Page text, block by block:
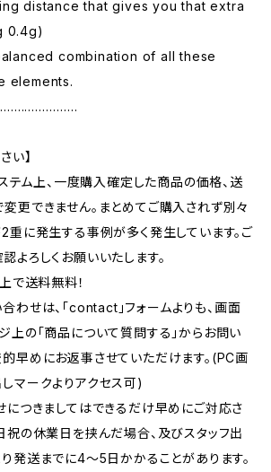
distance that gives you that extra
0.4g)
combination of all these
elements.
い】
ム上、一度購入確定した商品の価格、送
更できません。まとめてご購入されず別々
重に発生する事例が多く発生しています。ご
よろしくお願いいたします。
送料無料！
わせは、｢contact｣フォームよりも、画面
上の｢商品について質問する｣からお問い
早めにお返事させていただけます。(PC画
マークよりアクセス可)
つきましてはできるだけ早めにご対応さ
祝の休業日を挟んだ場合、及びスタッフ出
発送までに4～5日かかることがあります。